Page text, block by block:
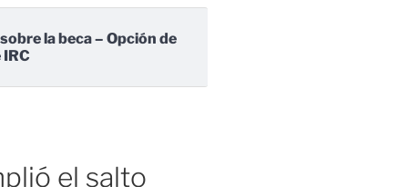
la beca – Opción de
el salto